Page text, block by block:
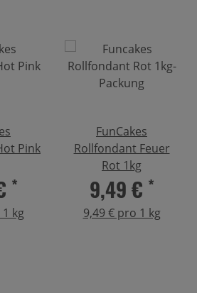
Pink
*
kg
FunCakes
Rollfondant Feuer
Rot 1kg
9,49 € *
9,49 € pro 1 kg